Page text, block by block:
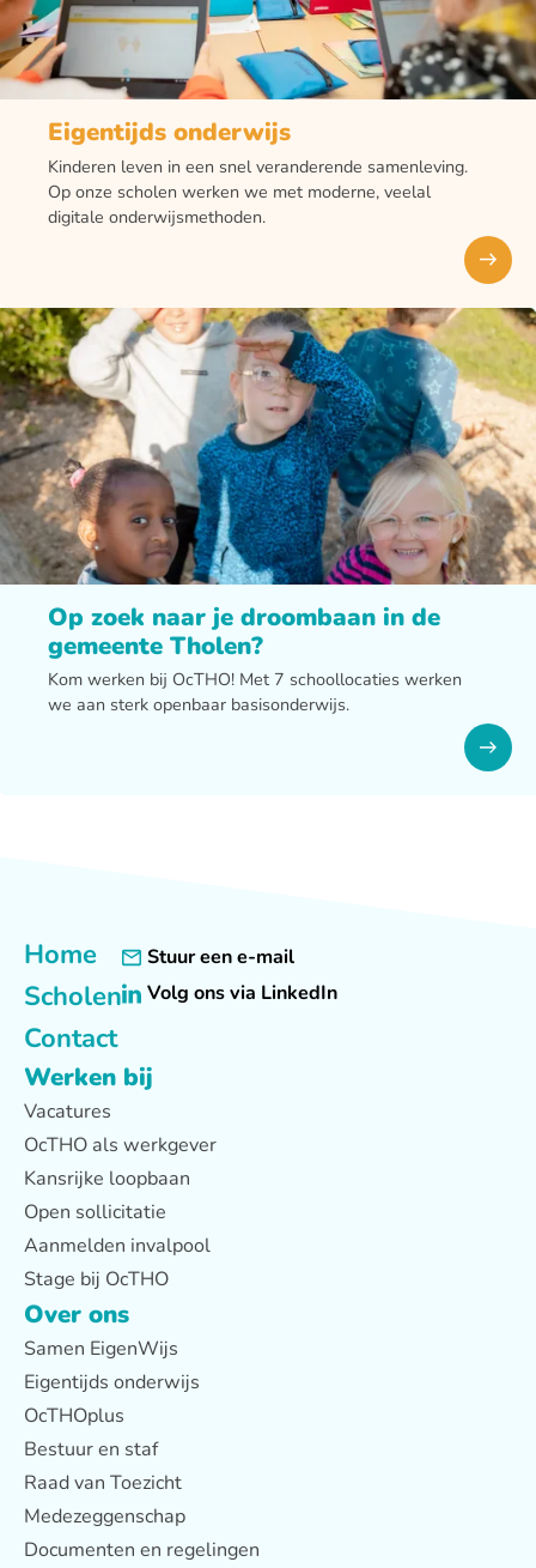
Eigentijds onderwijs
Kinderen leven in een snel veranderende samenleving.
Op onze scholen werken we met moderne, veelal
digitale onderwijsmethoden.
Op zoek naar je droombaan in de
gemeente Tholen?
Kom werken bij OcTHO! Met 7 schoollocaties werken
we aan sterk openbaar basisonderwijs.
Home
Scholen
Contact
Werken bij
Vacatures
OcTHO als werkgever
Kansrijke loopbaan
Open sollicitatie
Aanmelden invalpool
Stage bij OcTHO
Over ons
Samen EigenWijs
Eigentijds onderwijs
OcTHOplus
Bestuur en staf
Raad van Toezicht
Medezeggenschap
Documenten en regelingen
Stuur een e-mail
Volg ons via LinkedIn